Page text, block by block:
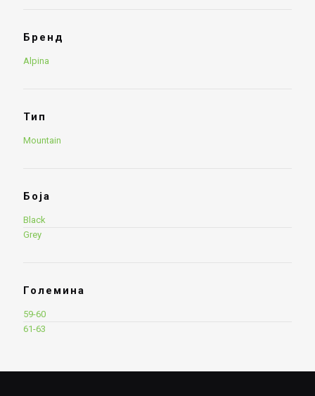
Бренд
Alpina
Тип
Mountain
Боја
Black
Grey
Големина
59-60
61-63